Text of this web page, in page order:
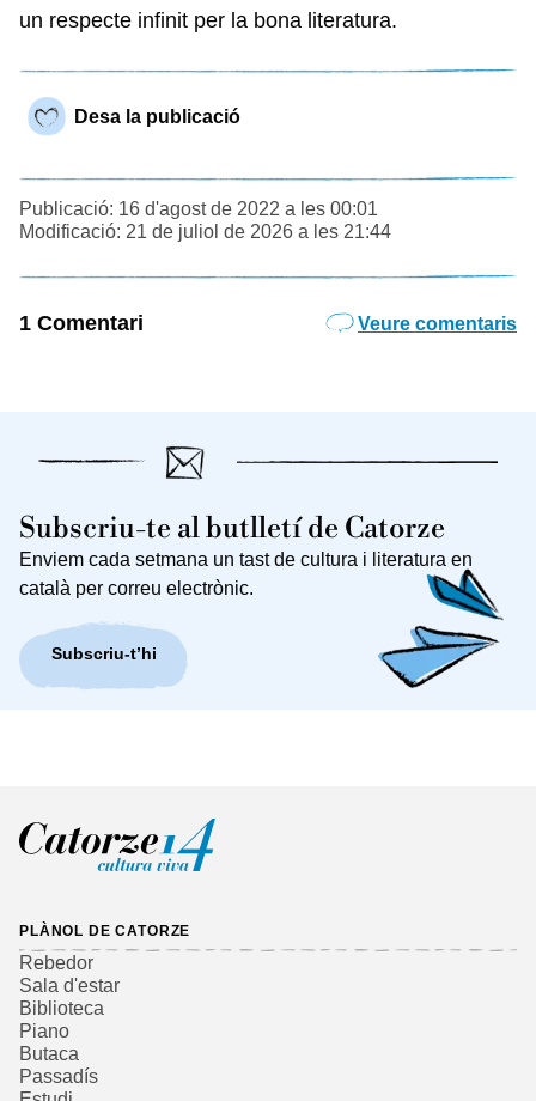
un respecte infinit per la bona literatura.
Desa la publicació
Publicació: 16 d'agost de 2022 a les 00:01
Modificació: 21 de juliol de 2026 a les 21:44
1 Comentari Veure comentaris
Subscriu-te al butlletí de Catorze
Enviem cada setmana un tast de cultura i literatura en
català per correu electrònic.
Subscriu-t’hi
PLÀNOL DE CATORZE
Rebedor
Sala d'estar
Biblioteca
Piano
Butaca
Passadís